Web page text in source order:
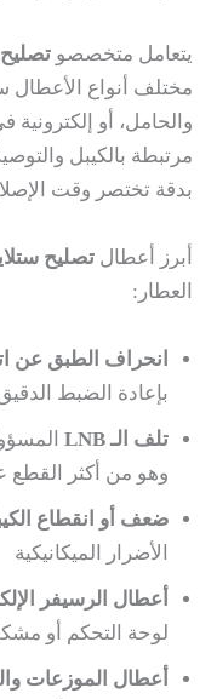
يتعامل متخصصو
مختلف أنواع الأعطال
والحامل، أو إلكترونية
مرتبطة بالكيبل
بدقة تختصر وقت
أبرز أعطال تصليح
العطار:
انحراف الطبق عن
بإعادة الضبط
تلف الـ LNB
وهو من أكثر
ضعف أو انقطاع
الأضرار الميكانيكية
أعطال الرسيفر
لوحة التحكم أو
أعطال الموزعات